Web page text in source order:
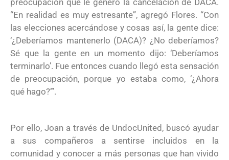
preocupación que le generó la cancelación de DACA.
“En realidad es muy estresante”, agregó Flores. “Con
las elecciones acercándose y cosas así, la gente dice:
‘¿Deberíamos mantenerlo (DACA)? ¿No deberíamos?
Sé que la gente en un momento dijo: ‘Deberíamos
terminarlo’. Fue entonces cuando llegó esta sensación
de preocupación, porque yo estaba como, ‘¿Ahora
qué hago?’”.
Por ello, Joan a través de UndocUnited, buscó ayudar
a sus compañeros a sentirse incluidos en la
comunidad y conocer a más personas que han vivido